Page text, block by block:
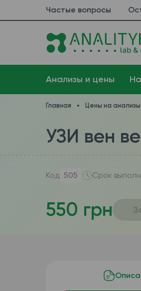
Частые вопросы
Анализы и цены
Главная Цены на анализы
УЗИ вен
Код 505 Срок
550 грн